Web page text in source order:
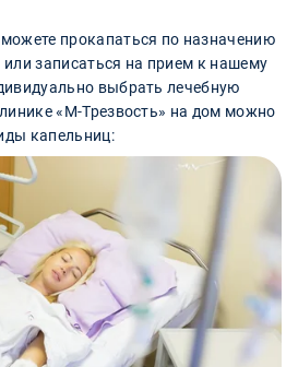
прокапаться по назначению
записаться на прием к нашему
выбрать лечебную
«М-Трезвость» на дом можно
капельниц: